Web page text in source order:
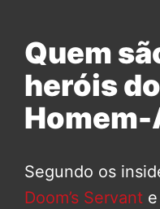
Quem
heróis
Homem-
Segundo os
Doom’s Servant